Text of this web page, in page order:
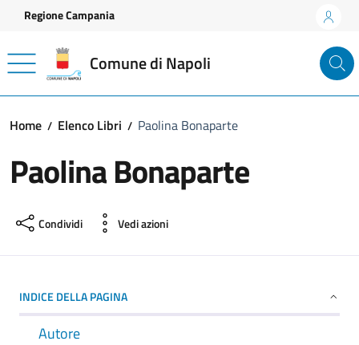
Vai ai contenuti
Vai al footer
Regione Campania
Comune di Napoli
Home Elenco Libri Paolina Bonaparte
Paolina Bonaparte
Condividi Vedi azioni
INDICE DELLA PAGINA
Autore